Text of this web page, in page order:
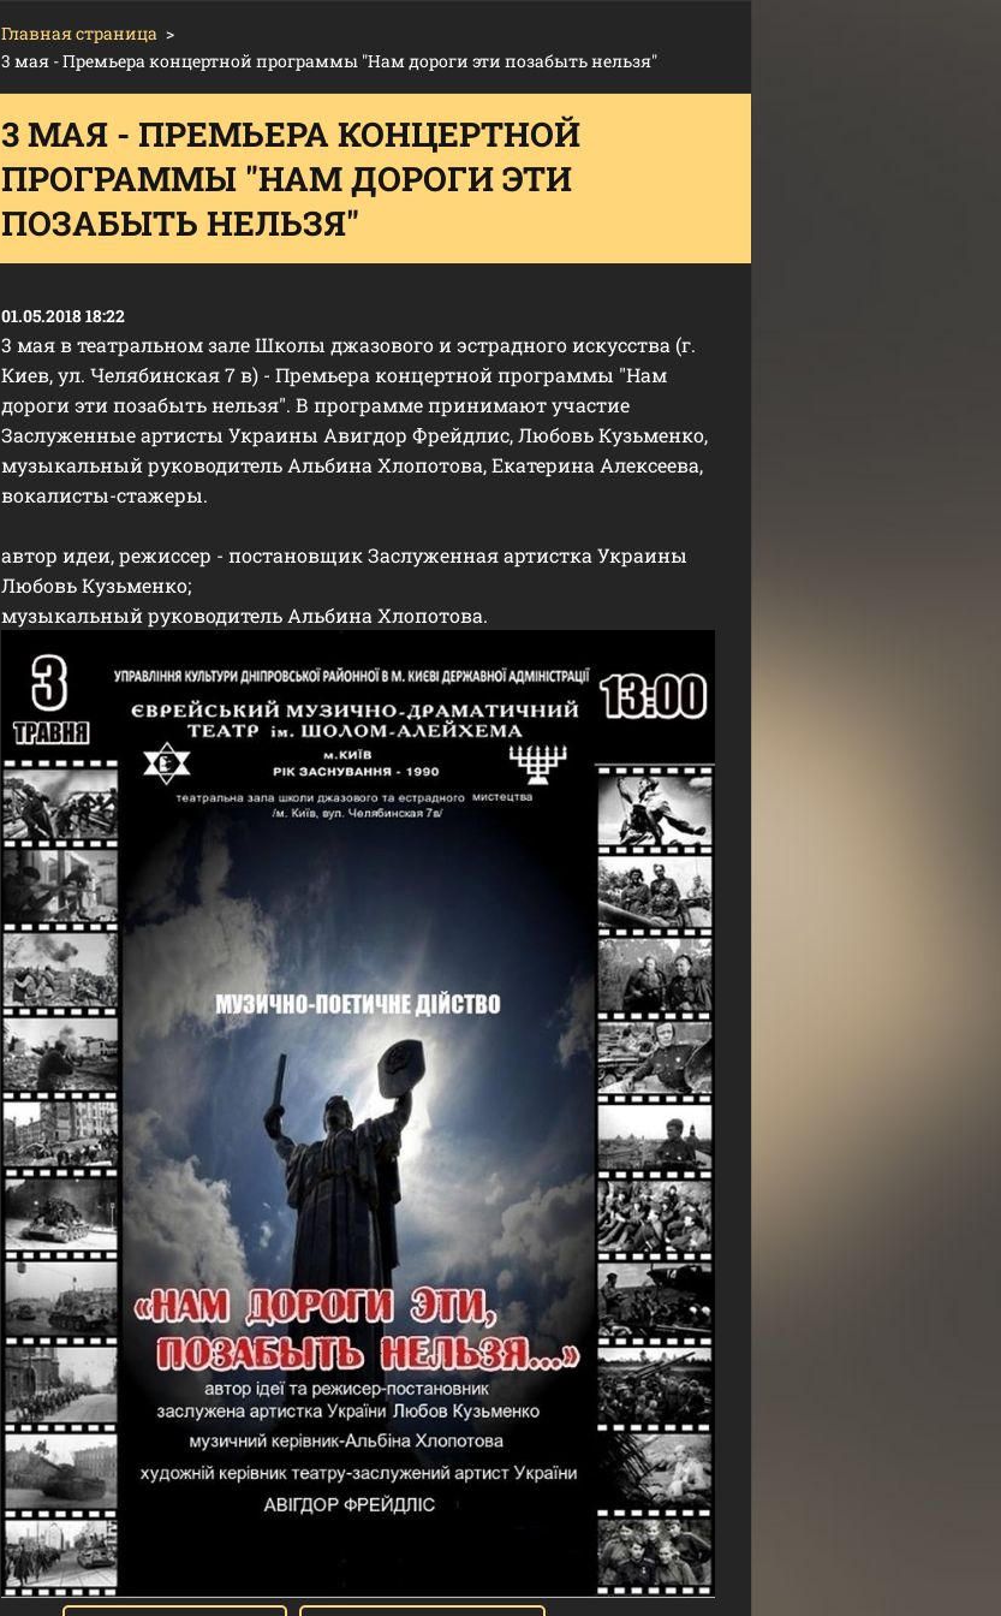
Главная страница >
3 мая - Премьера концертной программы "Нам дороги эти позабыть нельзя"
3 МАЯ - ПРЕМЬЕРА КОНЦЕРТНОЙ
ПРОГРАММЫ "НАМ ДОРОГИ ЭТИ
ПОЗАБЫТЬ НЕЛЬЗЯ"
01.05.2018 18:22
3 мая в театральном зале Школы джазового и эстрадного искусства (г.
Киев, ул. Челябинская 7 в) - Премьера концертной программы "Нам
дороги эти позабыть нельзя". В программе принимают участие
Заслуженные артисты Украины Авигдор Фрейдлис, Любовь Кузьменко,
музыкальный руководитель Альбина Хлопотова, Екатерина Алексеева,
вокалисты-стажеры.
автор идеи, режиссер - постановщик Заслуженная артистка Украины
Любовь Кузьменко;
музыкальный руководитель Альбина Хлопотова.